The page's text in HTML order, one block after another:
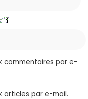
commentaires par e-
articles par e-mail.